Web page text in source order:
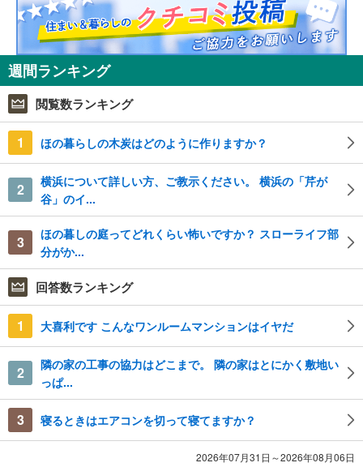
週間ランキング
閲覧数ランキング
1 ほの暮らしの木炭はどのように作りますか？
2
横浜について詳しい方、ご教示ください。 横浜の「芹が
谷」のイ...
3
ほの暮しの庭ってどれくらい怖いですか？ スローライフ部
分がか...
回答数ランキング
1 大喜利です こんなワンルームマンションはイヤだ
2
隣の家の工事の協力はどこまで。 隣の家はとにかく敷地い
っぱ...
3 寝るときはエアコンを切って寝てますか？
2026年07月31日～2026年08月06日